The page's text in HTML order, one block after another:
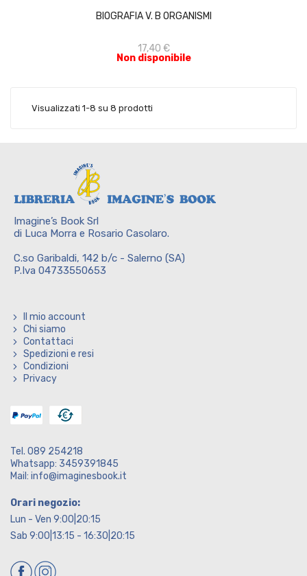
BIOGRAFIA V. B ORGANISMI
17,40 €
Non disponibile
Visualizzati 1-8 su 8 prodotti
Imagine’s Book Srl
di Luca Morra e Rosario Casolaro.
C.so Garibaldi, 142 b/c - Salerno (SA)
P.Iva 04733550653
Il mio account
Chi siamo
Contattaci
Spedizioni e resi
Condizioni
Privacy
Tel. 089 254218
Whatsapp: 3459391845
Mail: info@imaginesbook.it
Orari negozio:
Lun - Ven 9:00|20:15
Sab 9:00|13:15 - 16:30|20:15